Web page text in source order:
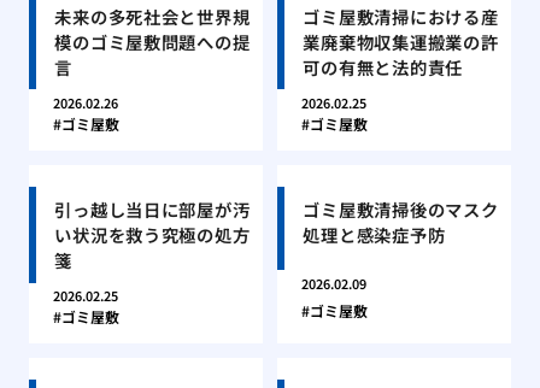
未来の多死社会と世界規
模のゴミ屋敷問題への提
言
2026.02.26
ゴミ屋敷
ゴミ屋敷清掃における産
業廃棄物収集運搬業の許
可の有無と法的責任
2026.02.25
ゴミ屋敷
引っ越し当日に部屋が汚
い状況を救う究極の処方
箋
2026.02.25
ゴミ屋敷
ゴミ屋敷清掃後のマスク
処理と感染症予防
2026.02.09
ゴミ屋敷